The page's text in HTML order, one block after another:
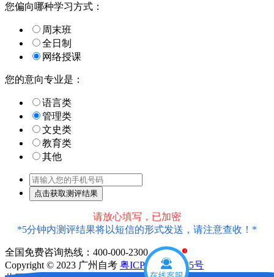
您偏向哪种学习方式：
周末班
全日制
网络授课
您的意向专业是：
语言类
管理类
文史类
教育类
其他
请放心填写，已加密
*5分钟内测评结果将以短信的形式发送，请注意查收！*
全国免费咨询热线：400-000-2300
Copyright © 2023 广州自考 粤ICP备18016435号
1